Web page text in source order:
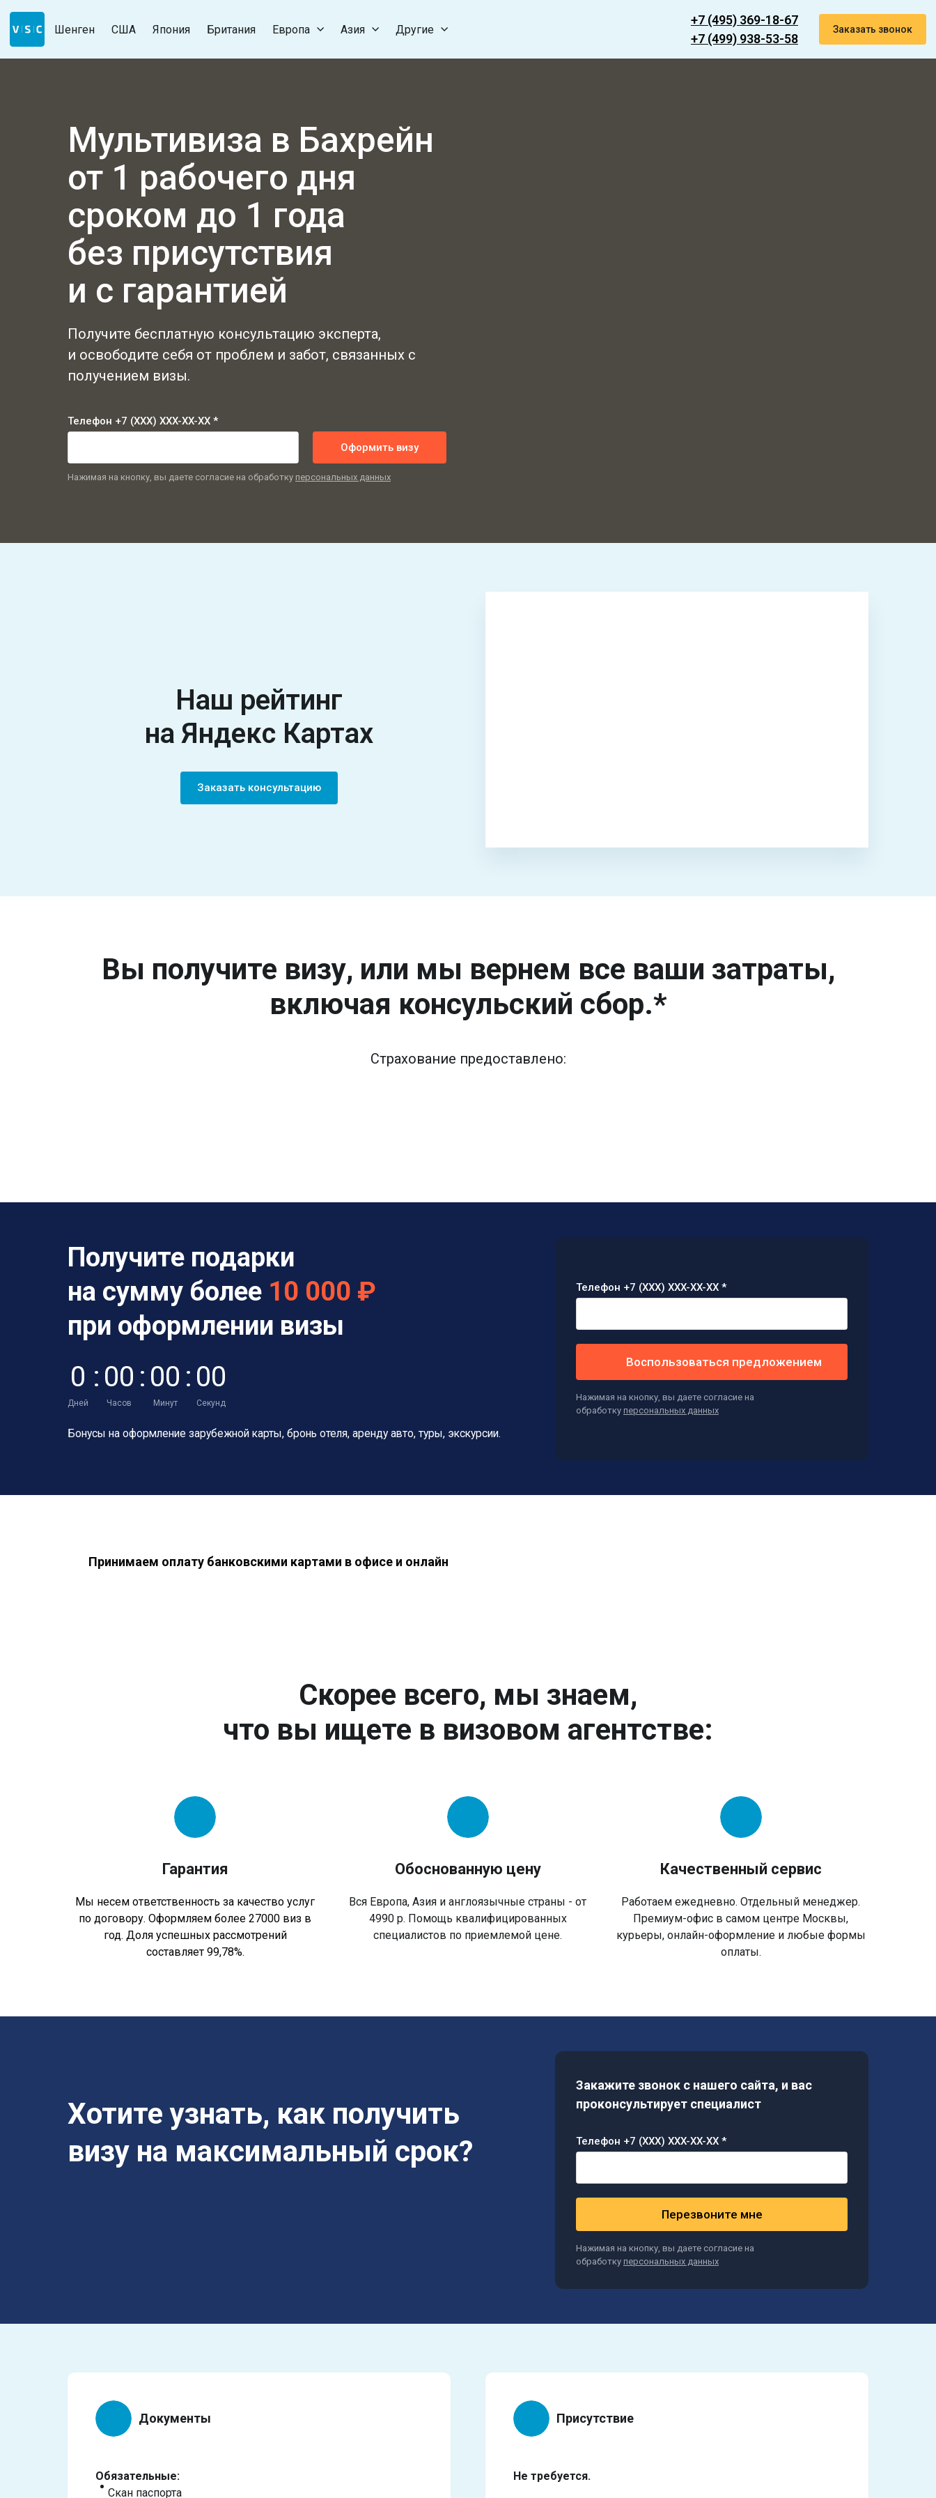
Шенген США Япония Британия Европа Азия Другие
+7 (495) 369-18-67
+7 (499) 938-53-58
Заказать звонок
Мультивиза в Бахрейн
от 1 рабочего дня
сроком до 1 года
без присутствия
и с гарантией
Получите бесплатную консультацию эксперта,
и освободите себя от проблем и забот, связанных с
получением визы.
Телефон +7 (XXX) XXX-XX-XX *
Оформить визу
Нажимая на кнопку, вы даете согласие на обработку персональных данных
Наш рейтинг
на Яндекс Картах
Заказать консультацию
Вы получите визу, или мы вернем все ваши затраты,
включая консульский сбор.*
Страхование предоставлено:
Получите подарки
на сумму более 10 000 ₽
при оформлении визы
0
Дней
: 00
Часов
: 00
Минут
: 00
Секунд
Бонусы на оформление зарубежной карты, бронь отеля, аренду авто, туры, экскурсии.
Телефон +7 (XXX) XXX-XX-XX *
Воспользоваться предложением
Нажимая на кнопку, вы даете согласие на
обработку персональных данных
Принимаем оплату банковскими картами в офисе и онлайн
Скорее всего, мы знаем,
что вы ищете в визовом агентстве:
Гарантия
Мы несем ответственность за качество услуг
по договору. Оформляем более 27000 виз в
год. Доля успешных рассмотрений
составляет 99,78%.
Обоснованную цену
Вся Европа, Азия и англоязычные страны - от
4990 р. Помощь квалифицированных
специалистов по приемлемой цене.
Качественный сервис
Работаем ежедневно. Отдельный менеджер.
Премиум-офис в самом центре Москвы,
курьеры, онлайн-оформление и любые формы
оплаты.
Хотите узнать, как получить
визу на максимальный срок?
Закажите звонок с нашего сайта, и вас
проконсультирует специалист
Телефон +7 (XXX) XXX-XX-XX *
Перезвоните мне
Нажимая на кнопку, вы даете согласие на
обработку персональных данных
Документы
Обязательные:
Скан паспорта
Присутствие
Не требуется.